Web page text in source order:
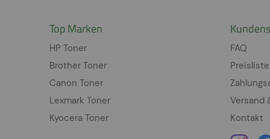
Top Marken
HP Toner
Brother Toner
Canon Toner
Lexmark Toner
Kyocera Toner
FAQ
Versand
Kontakt